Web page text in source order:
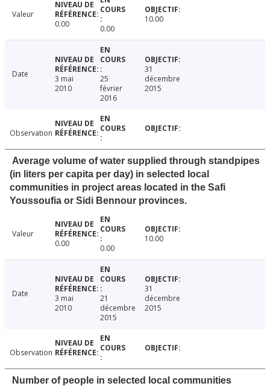
Valeur
0.00
0.00
10.00
Date
3 mai
2010
25
février
2016
31
décembre
2015
Observation
Average volume of water supplied through standpipes
(in liters per capita per day) in selected local
communities in project areas located in the Safi
Youssoufia or Sidi Bennour provinces.
Valeur
0.00
0.00
10.00
Date
3 mai
2010
21
décembre
2015
31
décembre
2015
Observation
Number of people in selected local communities